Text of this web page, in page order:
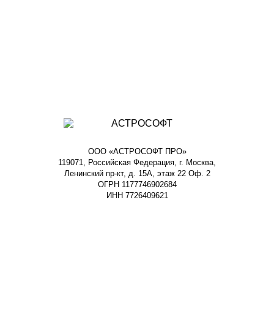
ООО «АСТРОСОФТ ПРО»
119071, Российская Федерация, г. Москва,
Ленинский пр-кт, д. 15А, этаж 22 Оф. 2
ОГРН 1177746902684
ИНН 7726409621